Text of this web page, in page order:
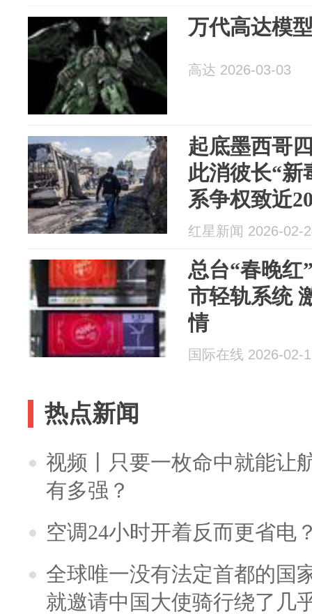
万代高达模
高达 2026-03-03
起底墨西哥
此消彼长“新
系争权致近
红星新闻 2026-02-
总台“春晚红
市轻轨系统
情
国际在线 2026-02-
热点新闻
视频丨只要一枚命中就能让
有多强？
空调24小时开着反而更省电
全球唯一没有法定首都的国
就邀请中国大使骑行绕了几